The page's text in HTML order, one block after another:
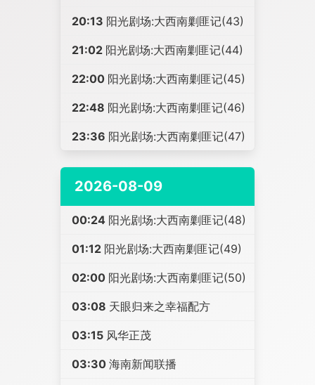
20:13 阳光剧场:大西南剿匪记(43)
21:02 阳光剧场:大西南剿匪记(44)
22:00 阳光剧场:大西南剿匪记(45)
22:48 阳光剧场:大西南剿匪记(46)
23:36 阳光剧场:大西南剿匪记(47)
2026-08-09
00:24 阳光剧场:大西南剿匪记(48)
01:12 阳光剧场:大西南剿匪记(49)
02:00 阳光剧场:大西南剿匪记(50)
03:08 天眼归来之幸福配方
03:15 风华正茂
03:30 海南新闻联播